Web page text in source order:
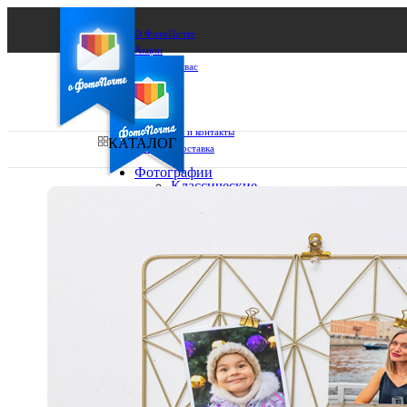
О ФотоПочте
Акции
Сделаем за вас
Бизнесу
FAQ
Франшиза
Поддержка и контакты
Оплата и доставка
Выберите из списка:
КАТАЛОГ
Фотографии
Классические
15х15
15х20
20х30
30х30
30х40
А4
Фото
в